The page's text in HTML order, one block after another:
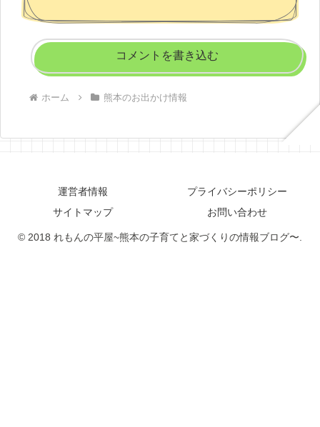
コメントを書き込む
ホーム 熊本のお出かけ情報
運営者情報
プライバシーポリシー
サイトマップ
お問い合わせ
© 2018 れもんの平屋~熊本の子育てと家づくりの情報ブログ〜.